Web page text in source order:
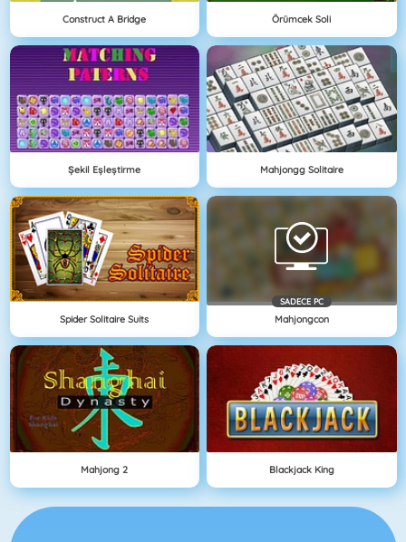
Construct A Bridge Örümcek Soli
Şekil Eşleştirme Mahjongg Solitaire
Spider Solitaire Suits
SADECE PC
Mahjongcon
Mahjong 2 Blackjack King